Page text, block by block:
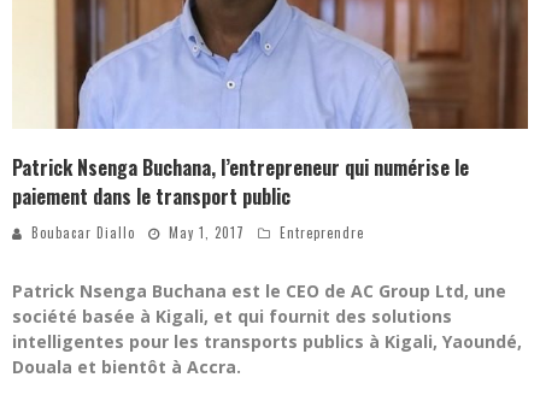
Patrick Nsenga Buchana, l’entrepreneur qui numérise le
paiement dans le transport public
Boubacar Diallo May 1, 2017 Entreprendre
Patrick Nsenga Buchana est le CEO de AC Group Ltd, une
société basée à Kigali, et qui fournit des solutions
intelligentes pour les transports publics à Kigali, Yaoundé,
Douala et bientôt à Accra.